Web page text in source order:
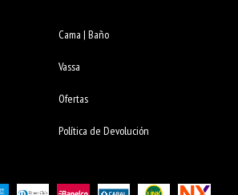
Cama | Baño
Vassa
Ofertas
Política de Devolución